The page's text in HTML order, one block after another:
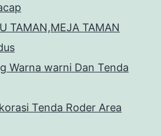
TAMAN,MEJA TAMAN
Warna warni Dan Tenda
Tenda Roder Area